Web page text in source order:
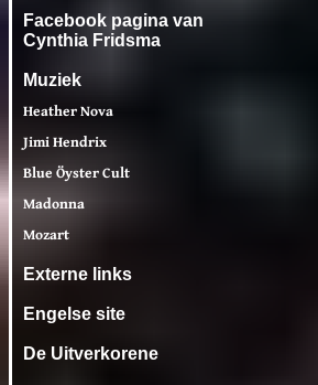
Facebook pagina van
Cynthia Fridsma
Muziek
Heather Nova
Jimi Hendrix
Blue Öyster Cult
Madonna
Mozart
Externe links
Engelse site
De Uitverkorene